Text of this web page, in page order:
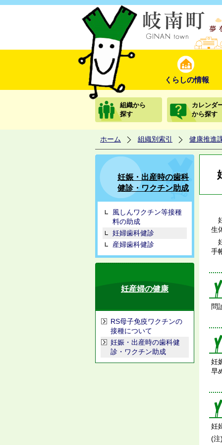
くらしの情報
組織から
探す
カレンダ
から探す
ホーム 組織別索引 健康推進
妊娠・出産時の歯科
健診・ワクチン助成
風しんワクチン等接種
料の助成
妊婦歯科健診
産婦歯科健診
妊産婦の健康
RS母子免疫ワクチンの
接種について
妊娠・出産時の歯科健
診・ワクチン助成
生
手
問
妊
早
妊
(注